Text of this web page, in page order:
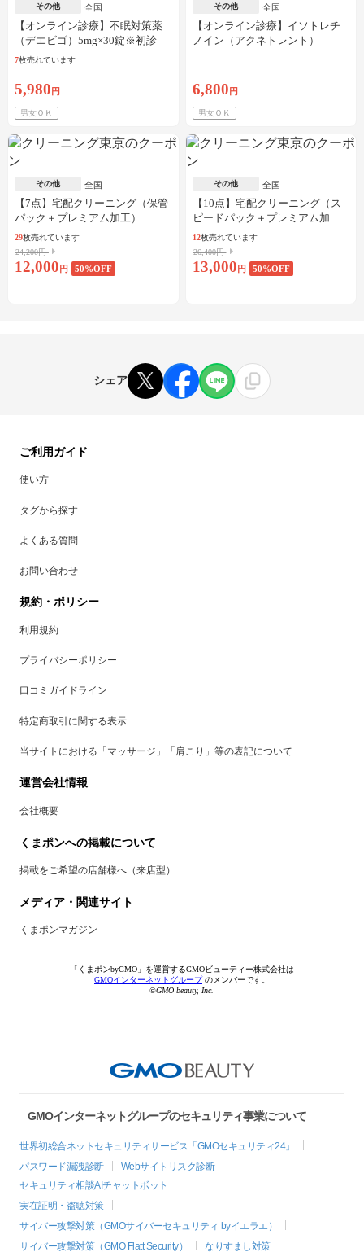
その他 全国
【オンライン診療】不眠対策薬
（デエビゴ）5mg×30錠※初診
料・送料込
7枚売れています
5,980 円
男女ＯＫ
その他 全国
【オンライン診療】イソトレチ
ノイン（アクネトレント）
6,800 円
男女ＯＫ
その他 全国
【7点】宅配クリーニング（保管
パック＋プレミアム加工）
29枚売れています
24,200円
12,000 円 50%OFF
その他 全国
【10点】宅配クリーニング（ス
ピードパック＋プレミアム加
工）
12枚売れています
26,400円
13,000 円 50%OFF
シェア
ご利用ガイド
使い方
タグから探す
よくある質問
お問い合わせ
規約・ポリシー
利用規約
プライバシーポリシー
口コミガイドライン
特定商取引に関する表示
当サイトにおける「マッサージ」「肩こり」等の表記について
運営会社情報
会社概要
くまポンへの掲載について
掲載をご希望の店舗様へ（来店型）
メディア・関連サイト
くまポンマガジン
「くまポンbyGMO」を運営するGMOビューティー株式会社は
GMOインターネットグループのメンバーです。
©GMO beauty, Inc.
GMOインターネットグループのセキュリティ事業について
世界初総合ネットセキュリティサービス「GMOセキュリティ24」
パスワード漏洩診断
Webサイトリスク診断
セキュリティ相談AIチャットボット
実在証明・盗聴対策
サイバー攻撃対策（GMOサイバーセキュリティ byイエラエ）
サイバー攻撃対策（GMO Flatt Security）
なりすまし対策